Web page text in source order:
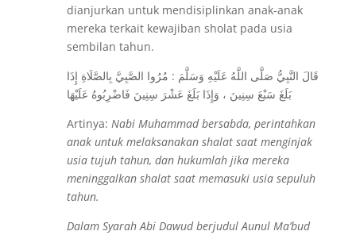
dianjurkan untuk mendisiplinkan anak-anak
mereka terkait kewajiban sholat pada usia
sembilan tahun.
قَالَ النَّبِيُّ صَلَّى اللَّهُ عَلَيْهِ وَسَلَّمَ : مُرُوا الصَّبِيَّ بِالصَّلَاةِ إِذَا
بَلَغَ سَبْعَ سِنِينَ ، وَإِذَا بَلَغَ عَشْرَ سِنِينَ فَاضْرِبُوهُ عَلَيْهَا
Artinya:Nabi Muhammad bersabda, perintahkan
anak untuk melaksanakan shalat saat menginjak
usia tujuh tahun, dan hukumlah jika mereka
meninggalkan shalat saat memasuki usia sepuluh
tahun.
Dalam Syarah Abi Dawud berjudul Aunul Ma’bud